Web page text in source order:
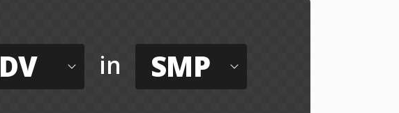
DV in SMP